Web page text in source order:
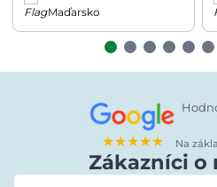
Maďarsko
★★★★★ Na
Zákazníci o